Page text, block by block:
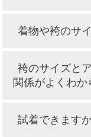
着物や袴のサ
袴のサイズと
関係がよくわか
試着できます